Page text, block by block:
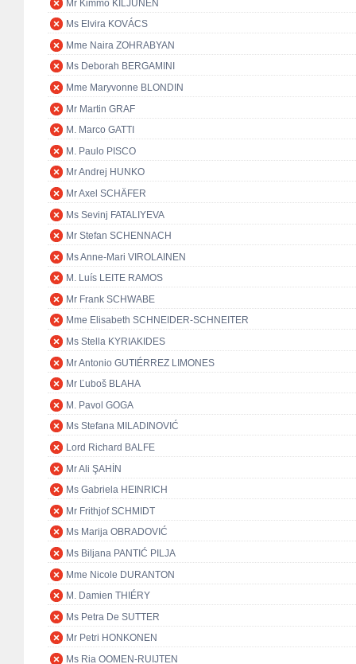
Mr Kimmo KILJUNEN
Ms Elvira KOVÁCS
Mme Naira ZOHRABYAN
Ms Deborah BERGAMINI
Mme Maryvonne BLONDIN
Mr Martin GRAF
M. Marco GATTI
M. Paulo PISCO
Mr Andrej HUNKO
Mr Axel SCHÄFER
Ms Sevinj FATALIYEVA
Mr Stefan SCHENNACH
Ms Anne-Mari VIROLAINEN
M. Luís LEITE RAMOS
Mr Frank SCHWABE
Mme Elisabeth SCHNEIDER-SCHNEITER
Ms Stella KYRIAKIDES
Mr Antonio GUTIÉRREZ LIMONES
Mr Ľuboš BLAHA
M. Pavol GOGA
Ms Stefana MILADINOVIĆ
Lord Richard BALFE
Mr Ali ŞAHİN
Ms Gabriela HEINRICH
Mr Frithjof SCHMIDT
Ms Marija OBRADOVIĆ
Ms Biljana PANTIĆ PILJA
Mme Nicole DURANTON
M. Damien THIÉRY
Ms Petra De SUTTER
Mr Petri HONKONEN
Ms Ria OOMEN-RUIJTEN